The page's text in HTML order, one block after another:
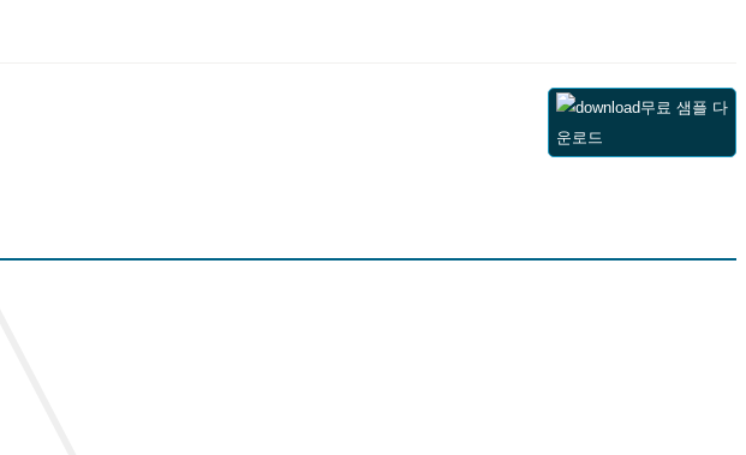
무료 샘플 다
운로드